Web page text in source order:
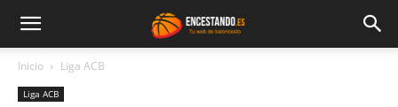
Inicio Liga ACB
Liga ACB